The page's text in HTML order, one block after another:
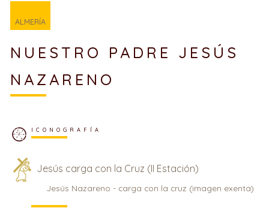
ALMERÍA
NUESTRO PADRE JESÚS
NAZARENO
ICONOGRAFÍA
Jesús carga con la Cruz (II Estación)
Jesús Nazareno - carga con la cruz (imagen exenta)